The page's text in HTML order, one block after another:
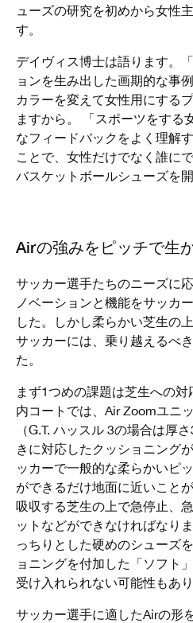
ューズの研究を初めから女性
す。
デイヴィス博士は語ります。
ョンを生み出した画期的な事
カラーを変えて女性用にする
ますから。 「スポーツをする
なフィードバックをよく理解
ことで、女性だけでなく誰に
バスケットボールシューズを
Airの強みをピッチで生
サッカー選手たちのニーズに
ノベーションと機能をサッカ
した。しかし柔らかい芝生の
サッカーには、乗り越えるべ
た。
まず1つめの課題は芝生への
内コートでは、Air Zoomユニ
（G.T. ハッスル 3の場合は厚
きに対応したクッショニング
ッカーで一般的な柔らかいピ
ができるだけ地面に近いこと
吸収する芝生の上で急停止、
ットなどができなければなり
っちりとした硬めのシューズ
ョニングを付加した「ソフト
受け入れられない可能性もあり
サッカー選手に適したAirの形